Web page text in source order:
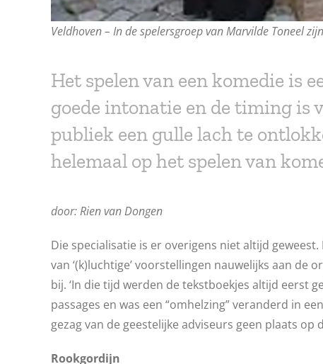
Veldhoven – In de spelersgroep van Marvilde Toneel
Het spelen van een komedie is
goede intonatie en de timing is
publiek een gulle lach te
helemaal op het spelen van
door: Rien van Dongen
Die specialisatie is er overigens niet altijd
van ‘(k)luchtige’ voorstellingen nauwelijks aan de
bij. ‘In die tijd werden de tekstboekjes altijd eerst
passages en was een “omhelzing” veranderd in
gezag van de geestelijke adviseurs geen plaats op
Rookgordijn